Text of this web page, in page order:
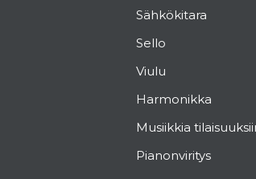
Sähkökitara
Sello
Viulu
Harmonikka
Musiikkia
Pianonviritys